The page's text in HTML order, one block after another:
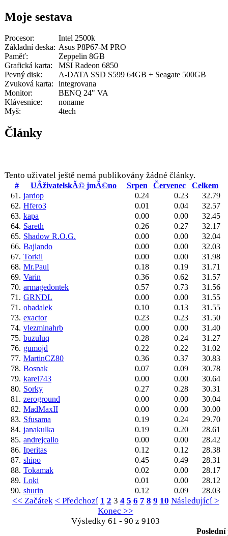
Moje sestava
Procesor:
Intel 2500k
Základní deska: Asus P8P67-M PRO
Paměť:
Zeppelin 8GB
Grafická karta:
MSI Radeon 6850
Pevný disk:
A-DATA SSD S599 64GB + Seagate 500GB
Zvuková karta:
integrovana
Monitor:
BENQ 24" VA
Klávesnice:
noname
Myš:
4tech
Články
Tento uživatel ještě nemá publikovány žádné články.
# UÂživatelskĂ© jmĂ©no Srpen Červenec
Celkem
61. jardop 0.24 0.23
32.79
62. Hfero3 0.01 0.04
32.57
63. kapa 0.00 0.00
32.45
64. Sareth 0.26 0.27
32.17
65. Shadow R.O.G. 0.00 0.00
32.04
66. Bajlando 0.00 0.00
32.03
67. Torkil 0.00 0.00
31.98
68. Mr.Paul 0.18 0.19
31.71
69. Varin 0.36 0.62
31.57
70. armagedontek 0.57 0.73
31.56
71. GRNDL 0.00 0.00
31.55
71. obadalek 0.10 0.13
31.55
73. exactor 0.23 0.23
31.50
74. vlezminahrb 0.00 0.00
31.40
75. buzuluq 0.28 0.24
31.27
76. gumojd 0.22 0.22
31.02
77. MartinCZ80 0.36 0.37
30.83
78. Bosnak 0.07 0.09
30.78
79. karel743 0.00 0.00
30.64
80. Sorky 0.27 0.28
30.31
81. zeroground 0.00 0.00
30.04
82. MadMaxII 0.00 0.00
30.00
83. Sfusama 0.19 0.24
29.70
84. janakulka 0.19 0.20
28.61
85. andrejcallo 0.00 0.00
28.42
86. Iperitas 0.12 0.12
28.38
87. shipo 0.45 0.49
28.31
88. Tokamak 0.02 0.00
28.17
89. Loki 0.01 0.00
28.12
90. shurin 0.12 0.09 28.03
<< Začátek < Předchozí 1 2 3 4 5 6 7 8 9 10 Následující >
Konec >>
Výsledky 61 - 90 z 9103